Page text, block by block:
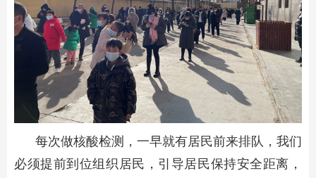
每次做核酸检测，一早就有居民前来排队，我们
必须提前到位组织居民，引导居民保持安全距离，